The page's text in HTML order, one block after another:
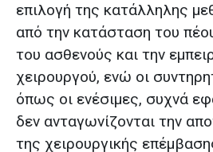
επιλογή της κατάλληλης
από την κατάσταση του
του ασθενούς και την
χειρουργού, ενώ οι
όπως οι ενέσιμες, συχνά
δεν ανταγωνίζονται την
της χειρουργικής